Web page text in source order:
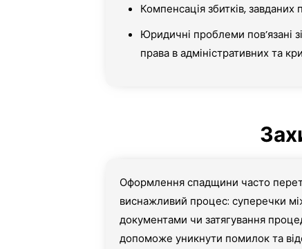
Компенсація збитків, завданих
Юридичні проблеми повʼязані
права в адміністративних та
Оформлення спадщини часто
виснажливий процес: суперечки
документами чи затягування
допоможе уникнути помилок та